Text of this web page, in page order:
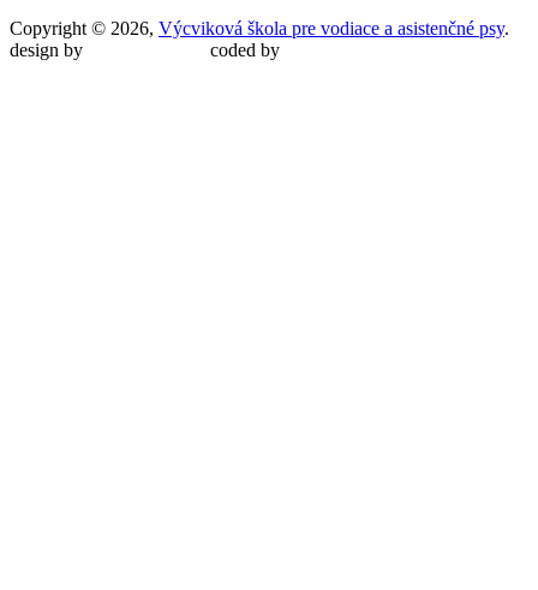
Copyright © 2026, Výcviková škola pre vodiace a asistenčné psy.
design by
coded by